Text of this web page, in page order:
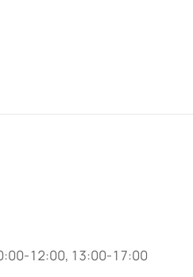
12:00, 13:00-17:00